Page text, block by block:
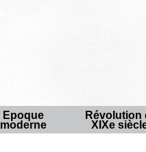
Epoque
moderne
Révolution
XIXe